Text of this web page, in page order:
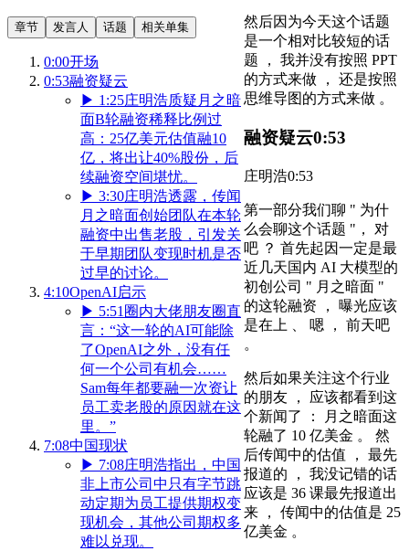
章节 发言人 话题 相关单集
0:00开场
0:53融资疑云
▶ 1:25庄明浩质疑月之暗
面B轮融资稀释比例过
高：25亿美元估值融10
亿，将出让40%股份，后
续融资空间堪忧。
▶ 3:30庄明浩透露，传闻
月之暗面创始团队在本轮
融资中出售老股，引发关
于早期团队变现时机是否
过早的讨论。
4:10OpenAI启示
▶ 5:51 圈内大佬朋友圈直
言：“这一轮的AI可能除
了OpenAI之外，没有任
何一个公司有机会……
Sam每年都要融一次资让
员工卖老股的原因就在这
里。”
7:08中国现状
▶ 7:08庄明浩指出，中国
非上市公司中只有字节跳
动定期为员工提供期权变
现机会，其他公司期权多
难以兑现。
然后因为今天这个话题
是一个相对比较短的话
题 ， 我并没有按照 PPT
的方式来做 ， 还是按照
思维导图的方式来做 。
融资疑云0:53
庄明浩0:53
第一部分我们聊 " 为什
么会聊这个话题 "， 对
吧 ？ 首先起因一定是最
近几天国内 AI 大模型的
初创公司 " 月之暗面 "
的这轮融资 ， 曝光应该
是在上 、 嗯 ， 前天吧
。
然后如果关注这个行业
的朋友 ， 应该都看到这
个新闻了 ： 月之暗面这
轮融了 10 亿美金 。 然
后传闻中的估值 ， 最先
报道的 ， 我没记错的话
应该是 36 课最先报道出
来 ， 传闻中的估值是 25
亿美金 。